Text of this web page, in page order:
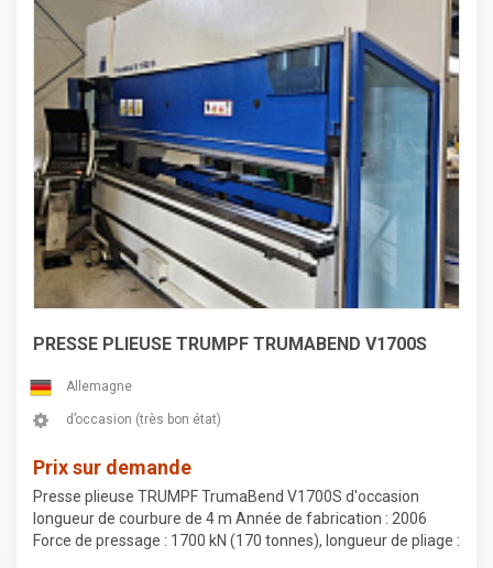
PRESSE PLIEUSE TRUMPF TRUMABEND V1700S
Allemagne
d’occasion (très bon état)
Prix sur demande
Presse plieuse TRUMPF TrumaBend V1700S d'occasion
longueur de courbure de 4 m Année de fabrication : 2006
Force de pressage : 1700 kN (170 tonnes), longueur de pliage :